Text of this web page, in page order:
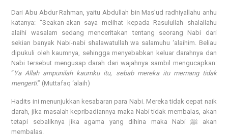
Dari Abu Abdur Rahman, yaitu Abdullah bin Mas’ud radhiyallahu anhu
katanya: “Seakan-akan saya melihat kepada Rasulullah shalallahu
alaihi wasalam sedang menceritakan tentang seorang Nabi dari
sekian banyak Nabi-nabi shalawatullah wa salamuhu ‘alaihim. Beliau
dipukuli oleh kaumnya, sehingga menyebabkan keluar darahnya dan
Nabi tersebut mengusap darah dari wajahnya sambil mengucapkan:
“Ya Allah ampunilah kaumku itu, sebab mereka itu memang tidak
mengerti.” (Muttafaq ‘alaih)
Hadits ini menunjukkan kesabaran para Nabi. Mereka tidak cepat naik
darah, jika masalah kepribadiannya maka Nabi tidak membalas, akan
tetapi sebaliknya jika agama yang dihina maka Nabi ﷺ akan
membalas.